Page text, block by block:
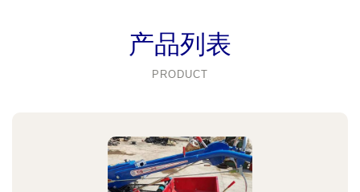
产品列表
PRODUCT